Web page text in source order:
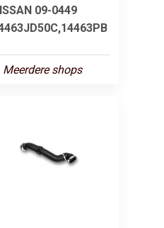
09-0449
Meerdere shops